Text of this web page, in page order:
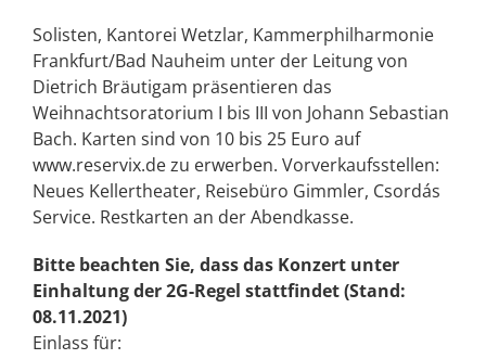
Solisten, Kantorei Wetzlar, Kammerphilharmonie
Frankfurt/Bad Nauheim unter der Leitung von
Dietrich Bräutigam präsentieren das
Weihnachtsoratorium I bis III von Johann Sebastian
Bach. Karten sind von 10 bis 25 Euro auf
www.reservix.de zu erwerben. Vorverkaufsstellen:
Neues Kellertheater, Reisebüro Gimmler, Csordás
Service. Restkarten an der Abendkasse.
Bitte beachten Sie, dass das Konzert unter
Einhaltung der 2G-Regel stattfindet (Stand:
08.11.2021)
Einlass für: